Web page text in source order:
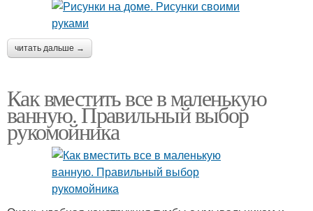
читать дальше →
Как вместить все в маленькую
ванную. Правильный выбор
рукомойника